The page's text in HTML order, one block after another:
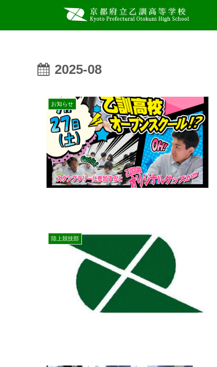
2025-08
お知らせ
陸上競技部